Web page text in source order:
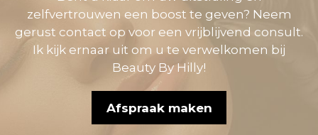
zelfvertrouwen een boost te geven? Neem
gerust contact op voor een vrijblijvend consult.
Ik kijk ernaar uit om u te verwelkomen bij
Beauty By Hilly!
Afspraak maken